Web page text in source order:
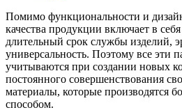
Помимо функциональности и
качества продукции включает в
длительный срок службы изделий,
универсальность. Поэтому все эти
учитываются при создании новых
постоянного совершенствования
материалы, которые производятся
способом.